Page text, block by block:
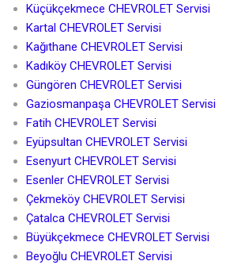
Küçükçekmece CHEVROLET Servisi
Kartal CHEVROLET Servisi
Kağıthane CHEVROLET Servisi
Kadıköy CHEVROLET Servisi
Güngören CHEVROLET Servisi
Gaziosmanpaşa CHEVROLET Servisi
Fatih CHEVROLET Servisi
Eyüpsultan CHEVROLET Servisi
Esenyurt CHEVROLET Servisi
Esenler CHEVROLET Servisi
Çekmeköy CHEVROLET Servisi
Çatalca CHEVROLET Servisi
Büyükçekmece CHEVROLET Servisi
Beyoğlu CHEVROLET Servisi